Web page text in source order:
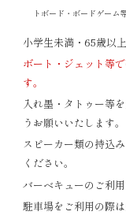
トボード・ボードゲーム
小学生未満・65歳以
ボート・ジェット等
す。
入れ墨・タトゥー等
うお願いいたします。
スピーカー類の持込
ください。
バーベキューのご利
駐車場をご利用の際